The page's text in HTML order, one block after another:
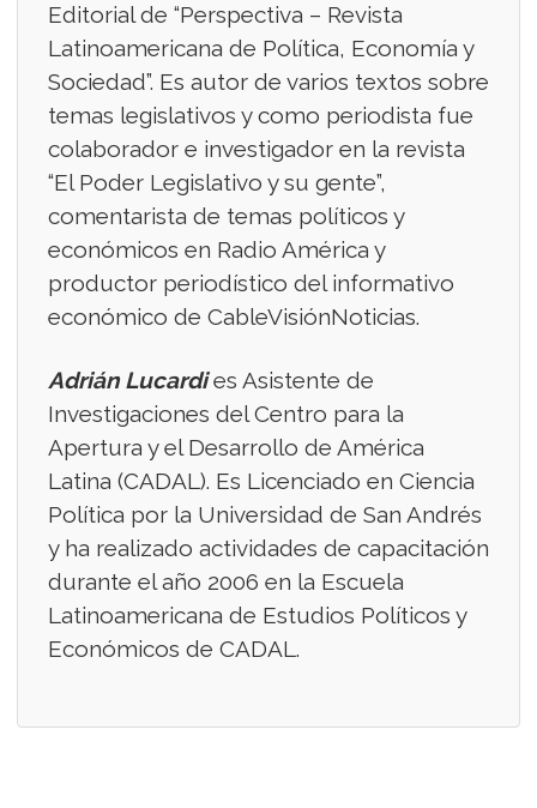
Editorial de “Perspectiva – Revista
Latinoamericana de Política, Economía y
Sociedad”. Es autor de varios textos sobre
temas legislativos y como periodista fue
colaborador e investigador en la revista
“El Poder Legislativo y su gente”,
comentarista de temas políticos y
económicos en Radio América y
productor periodístico del informativo
económico de CableVisiónNoticias.
Adrián Lucardies Asistente de
Investigaciones del Centro para la
Apertura y el Desarrollo de América
Latina (CADAL). Es Licenciado en Ciencia
Política por la Universidad de San Andrés
y ha realizado actividades de capacitación
durante el año 2006 en la Escuela
Latinoamericana de Estudios Políticos y
Económicos de CADAL.